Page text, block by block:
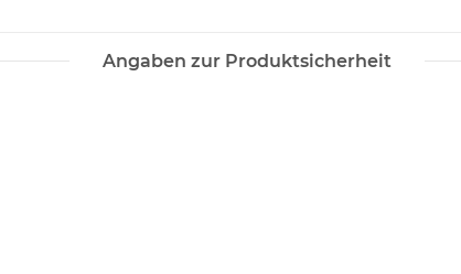
Angaben zur Produktsicherheit